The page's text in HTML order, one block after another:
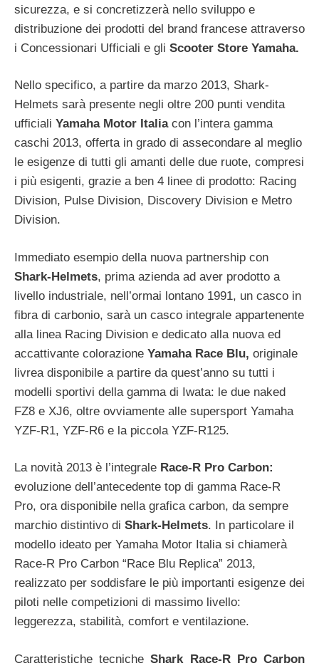
sicurezza, e si concretizzerà nello sviluppo e
distribuzione dei prodotti del brand francese attraverso
i Concessionari Ufficiali e gli Scooter Store Yamaha.
Nello specifico, a partire da marzo 2013, Shark-
Helmets sarà presente negli oltre 200 punti vendita
ufficiali Yamaha Motor Italiacon l’intera gamma
caschi 2013, offerta in grado di assecondare al meglio
le esigenze di tutti gli amanti delle due ruote, compresi
i più esigenti, grazie a ben 4 linee di prodotto: Racing
Division, Pulse Division, Discovery Division e Metro
Division.
Immediato esempio della nuova partnership con
Shark-Helmets, prima azienda ad aver prodotto a
livello industriale, nell’ormai lontano 1991, un casco in
fibra di carbonio, sarà un casco integrale appartenente
alla linea Racing Division e dedicato alla nuova ed
accattivante colorazione Yamaha Race Blu, originale
livrea disponibile a partire da quest’anno su tutti i
modelli sportivi della gamma di Iwata: le due naked
FZ8 e XJ6, oltre ovviamente alle supersport Yamaha
YZF-R1, YZF-R6 e la piccola YZF-R125.
La novità 2013 è l’integrale Race-R Pro Carbon:
evoluzione dell’antecedente top di gamma Race-R
Pro, ora disponibile nella grafica carbon, da sempre
marchio distintivo di Shark-Helmets. In particolare il
modello ideato per Yamaha Motor Italia si chiamerà
Race-R Pro Carbon “Race Blu Replica” 2013,
realizzato per soddisfare le più importanti esigenze dei
piloti nelle competizioni di massimo livello:
leggerezza, stabilità, comfort e ventilazione.
Caratteristiche tecniche Shark Race-R Pro Carbon